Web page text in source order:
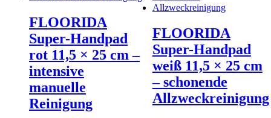
FLOORIDA
Super-Handpad
rot 11,5 × 25 cm –
intensive
manuelle
Reinigung
FLOORIDA
Super-Handpad
weiß 11,5 × 25 cm
– schonende
Allzweckreinigung